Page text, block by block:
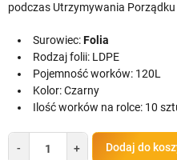
podczas Utrzymywania Porządku
Surowiec:Folia
Rodzaj folii: LDPE
Pojemność worków: 120L
Kolor: Czarny
Ilość worków na rolce: 10
- + Dodaj do